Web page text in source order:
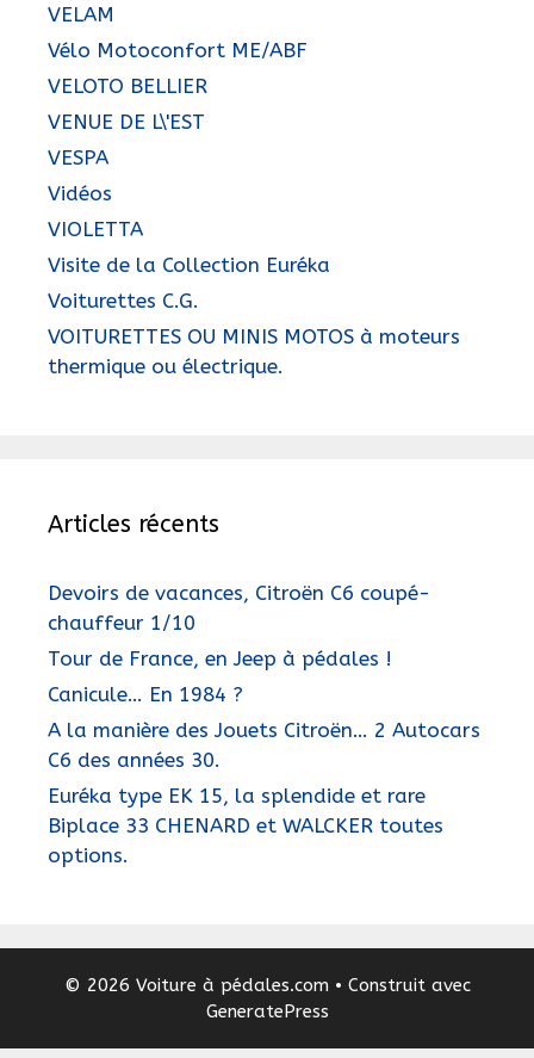
VELAM
Vélo Motoconfort ME/ABF
VELOTO BELLIER
VENUE DE L\'EST
VESPA
Vidéos
VIOLETTA
Visite de la Collection Euréka
Voiturettes C.G.
VOITURETTES OU MINIS MOTOS à moteurs
thermique ou électrique.
Articles récents
Devoirs de vacances, Citroën C6 coupé-
chauffeur 1/10
Tour de France, en Jeep à pédales !
Canicule… En 1984 ?
A la manière des Jouets Citroën… 2 Autocars
C6 des années 30.
Euréka type EK 15, la splendide et rare
Biplace 33 CHENARD et WALCKER toutes
options.
© 2026 Voiture à pédales.com • Construit avec
GeneratePress